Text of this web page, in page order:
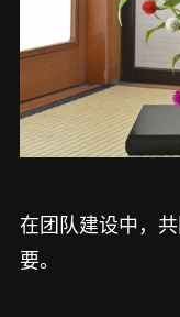
在团队建设中，
要。